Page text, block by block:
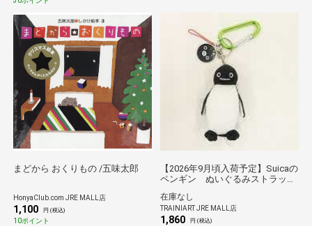
まどから おくりもの /五味太郎
HonyaClub.com JRE MALL店
1,100 円 (税込)
10ポイント
【2026年9月頃入荷予定】Suicaの
ペンギン ぬいぐるみストラップ
在庫なし
TRAINIART JRE MALL店
1,860 円 (税込)